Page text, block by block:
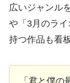
広いジャンル
や「3月のラ
持つ作品も看